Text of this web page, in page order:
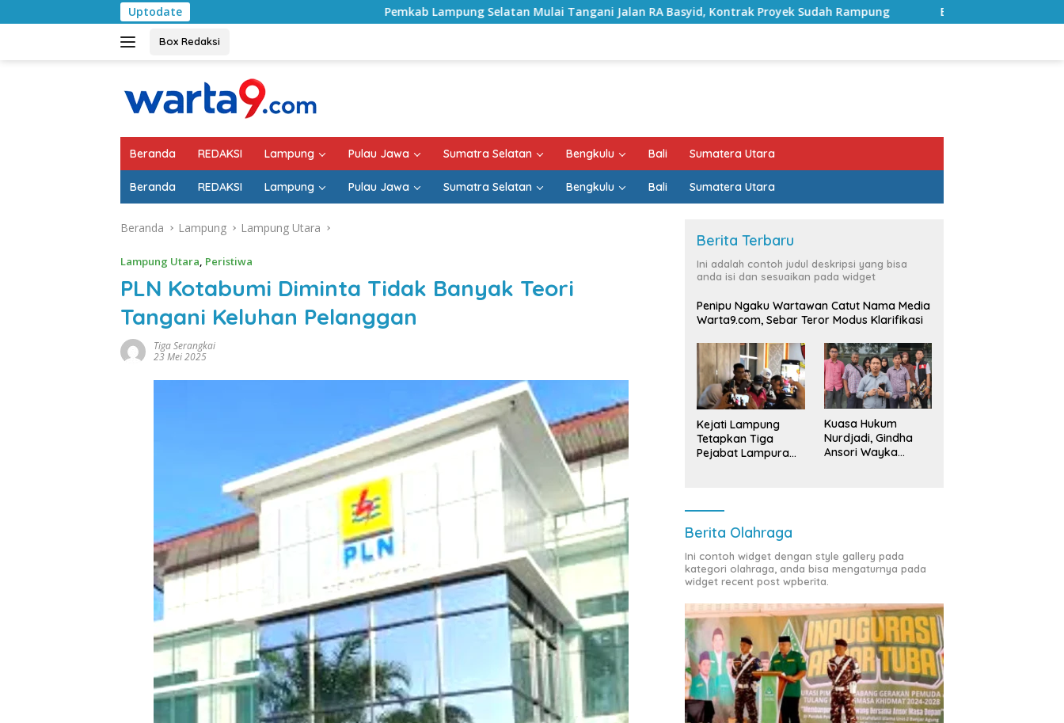
ke
Uptodate Pemkab Lampung Selatan Mulai Tangani Jalan RA Basyid, Kontrak Proyek Sudah Rampung Bulan Kemerdekaan, Bupati Lampung Selatan
Box Redaksi
Beranda REDAKSI Lampung Pulau Jawa Sumatra Selatan Bengkulu Bali Sumatera Utara
Beranda REDAKSI Lampung Pulau Jawa Sumatra Selatan Bengkulu Bali Sumatera Utara
Beranda Lampung Lampung Utara
Lampung Utara, Peristiwa
PLN Kotabumi Diminta Tidak Banyak Teori
Tangani Keluhan Pelanggan
Tiga Serangkai
23 Mei 2025
Berita Terbaru
Ini adalah contoh judul deskripsi yang bisa
anda isi dan sesuaikan pada widget
Penipu Ngaku Wartawan Catut Nama Media
Warta9.com, Sebar Teror Modus Klarifikasi
Kejati Lampung
Tetapkan Tiga
Pejabat Lampura
Kuasa Hukum
Nurdjadi, Gindha
Ansori Wayka
Berita Olahraga
Ini contoh widget dengan style gallery pada
kategori olahraga, anda bisa mengaturnya pada
widget recent post wpberita.